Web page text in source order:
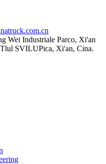
Wei Industriale Parco, Xi'an
SVILUPica, Xi'an, Cina.